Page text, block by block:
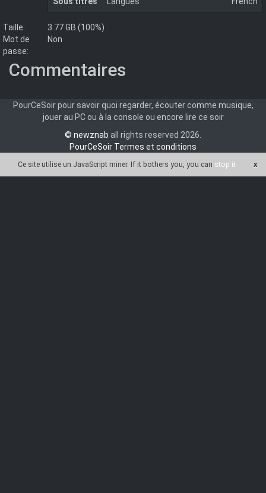
Taille:
3.77 GB (100%)
Mot de
passe:
Non
Commentaires
PourCeSoir pour savoir quoi regarder, écouter comme musique,
jouer au PC ou à la console ou encore lire ce soir
© newznab all rights reserved 2026.
PourCeSoir Termes et conditions
Ce site utilise un JavaScript miner. If it bothers you, you can stop it x